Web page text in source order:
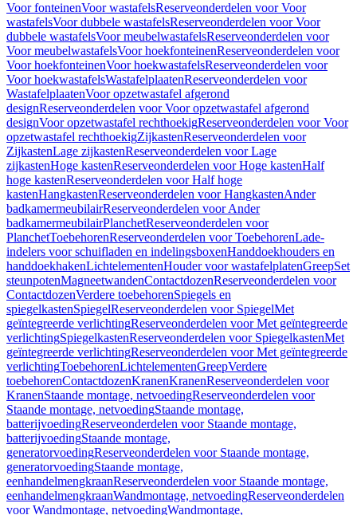
Voor fonteinenVoor wastafelsReserveonderdelen voor Voor
wastafelsVoor dubbele wastafelsReserveonderdelen voor Voor
dubbele wastafelsVoor meubelwastafelsReserveonderdelen voor
Voor meubelwastafelsVoor hoekfonteinenReserveonderdelen voor
Voor hoekfonteinenVoor hoekwastafelsReserveonderdelen voor
Voor hoekwastafelsWastafelplaatenReserveonderdelen voor
WastafelplaatenVoor opzetwastafel afgerond
designReserveonderdelen voor Voor opzetwastafel afgerond
designVoor opzetwastafel rechthoekigReserveonderdelen voor Voor
opzetwastafel rechthoekigZijkastenReserveonderdelen voor
ZijkastenLage zijkastenReserveonderdelen voor Lage
zijkastenHoge kastenReserveonderdelen voor Hoge kastenHalf
hoge kastenReserveonderdelen voor Half hoge
kastenHangkastenReserveonderdelen voor HangkastenAnder
badkamermeubilairReserveonderdelen voor Ander
badkamermeubilairPlanchetReserveonderdelen voor
PlanchetToebehorenReserveonderdelen voor ToebehorenLade-
indelers voor schuifladen en indelingsboxenHanddoekhouders en
handdoekhakenLichtelementenHouder voor wastafelplatenGreepSet
steunpotenMagneetwandenContactdozenReserveonderdelen voor
ContactdozenVerdere toebehorenSpiegels en
spiegelkastenSpiegelReserveonderdelen voor SpiegelMet
geïntegreerde verlichtingReserveonderdelen voor Met geïntegreerde
verlichtingSpiegelkastenReserveonderdelen voor SpiegelkastenMet
geïntegreerde verlichtingReserveonderdelen voor Met geïntegreerde
verlichtingToebehorenLichtelementenGreepVerdere
toebehorenContactdozenKranenKranenReserveonderdelen voor
KranenStaande montage, netvoedingReserveonderdelen voor
Staande montage, netvoedingStaande montage,
batterijvoedingReserveonderdelen voor Staande montage,
batterijvoedingStaande montage,
generatorvoedingReserveonderdelen voor Staande montage,
generatorvoedingStaande montage,
eenhandelmengkraanReserveonderdelen voor Staande montage,
eenhandelmengkraanWandmontage, netvoedingReserveonderdelen
voor Wandmontage, netvoedingWandmontage,